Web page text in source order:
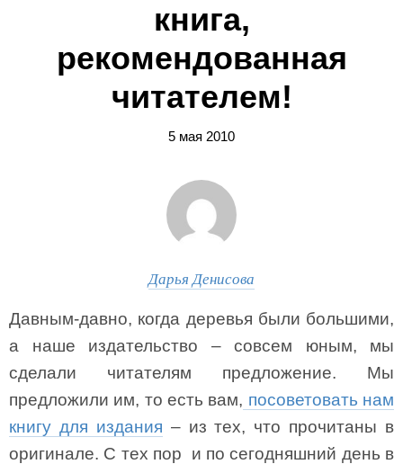
книга,
рекомендованная
читателем!
5 мая 2010
Дарья Денисова
Давным-давно, когда деревья были большими,
а наше издательство – совсем юным, мы
сделали читателям предложение. Мы
предложили им, то есть вам, посоветовать нам
книгу для издания – из тех, что прочитаны в
оригинале. С тех пор и по сегодняшний день в